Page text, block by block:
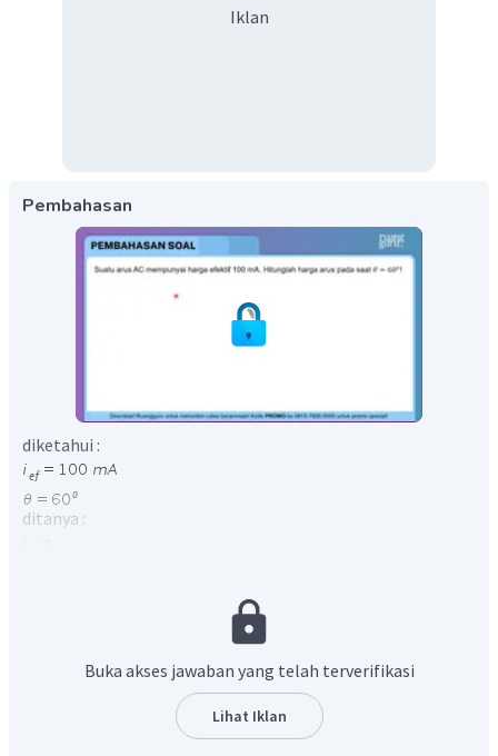
Iklan
Pembahasan
diketahui :
ditanya :
Untuk mencari arus sesaat, kita cari terlebih dahulu arus
Buka akses jawaban yang telah terverifikasi
Lihat Iklan